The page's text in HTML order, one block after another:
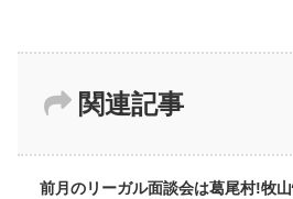
関連記事
前月のリーガル面談会は葛尾村!牧